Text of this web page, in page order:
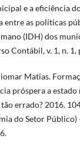
e a eficiência
entre as políticas
(IDH) dos
Contábil, v. 1, n. 1,
Matias.
próspera a estado
errado? 2016.
do Setor Público)